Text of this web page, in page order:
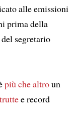
alle emissioni
prima della
del segretario
più che altroun
e record